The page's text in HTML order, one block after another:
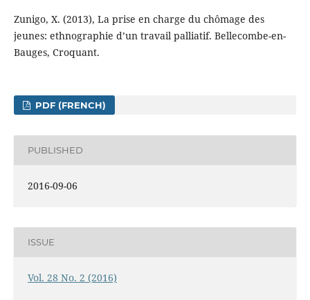
Zunigo, X. (2013), La prise en charge du chômage des
jeunes: ethnographie d’un travail palliatif. Bellecombe-en-
Bauges, Croquant.
PDF (FRENCH)
PUBLISHED
2016-09-06
ISSUE
Vol. 28 No. 2 (2016)